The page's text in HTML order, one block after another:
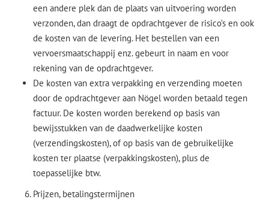
een andere plek dan de plaats van uitvoering worden
verzonden, dan draagt de opdrachtgever de risico’s en ook
de kosten van de levering. Het bestellen van een
vervoersmaatschappij enz. gebeurt in naam en voor
rekening van de opdrachtgever.
De kosten van extra verpakking en verzending moeten
door de opdrachtgever aan Nögel worden betaald tegen
factuur. De kosten worden berekend op basis van
bewijsstukken van de daadwerkelijke kosten
(verzendingskosten), of op basis van de gebruikelijke
kosten ter plaatse (verpakkingskosten), plus de
toepasselijke btw.
Prijzen, betalingstermijnen